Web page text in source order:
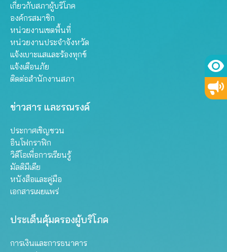
เกี่ยวกับสภาผู้บริโภค
องค์กรสมาชิก
หน่วยงานเขตพื้นที่
หน่วยงานประจำจังหวัด
แจ้งเบาะแสและร้องทุกข์
แจ้งเตือนภัย
ติดต่อสำนักงานสภา
ข่าวสาร และรณรงค์
ประกาศเชิญชวน
อินโฟกราฟิก
วิดีโอเพื่อการเรียนรู้
มัลติมีเดีย
หนังสือและคู่มือ
เอกสารเผยแพร่
ประเด็นคุ้มครองผู้บริโภค
การเงินและการธนาคาร